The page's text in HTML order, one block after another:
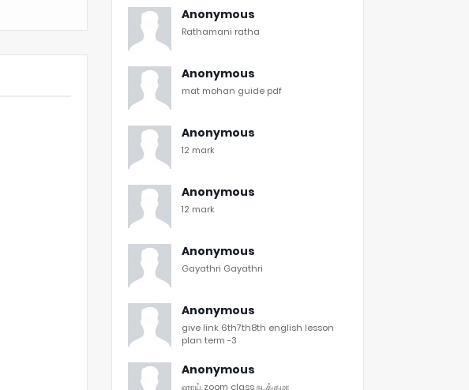
Anonymous
Rathamani ratha
Anonymous
mat mohan guide pdf
Anonymous
12 mark
Anonymous
12 mark
Anonymous
Gayathri Gayathri
Anonymous
give link 6th7th8th english lesson
plan term -3
Anonymous
ஹாய் zoom class நடக்குமா